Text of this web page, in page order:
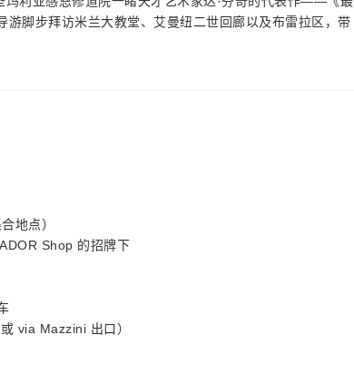
脚步拜访米兰大教堂、艾曼纽二世回廊以及布雷拉区，带
地点）
Shop 的招牌下
via Mazzini 出口）